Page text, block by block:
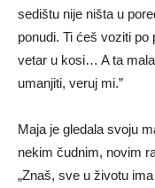
sedištu nije ništa u
ponudi. Ti ćeš voziti
vetar u kosi… A ta
umanjiti, veruj mi.”
Maja je gledala svoju
nekim čudnim, novim
„Znaš, sve u životu